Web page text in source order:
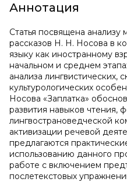
Аннотация
Статья посвящена анализу
рассказов Н. Н. Носова в
языку как иностранному
начальном и среднем
анализа
культурологических
Носова «Заплатка»
развития навыков чтения,
лингвострановедческой
активизации речевой
предлагаются
использованию данного
работе с включением
послетекстовых